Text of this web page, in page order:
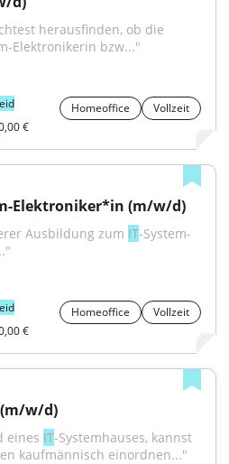
herausfinden, ob die
Elektronikerin bzw..."
Homeoffice
Vollzeit
€
Elektroniker*in (m/w/d)
Ausbildung zum IT-System-
Homeoffice
Vollzeit
€
(m/w/d)
eines IT-Systemhauses, kannst
kaufmännisch einordnen..."